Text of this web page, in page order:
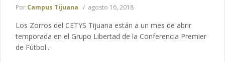
Por Campus Tijuana agosto 16, 2018
Los Zorros del CETYS Tijuana están a un mes de abrir
temporada en el Grupo Libertad de la Conferencia Premier
de Fútbol...